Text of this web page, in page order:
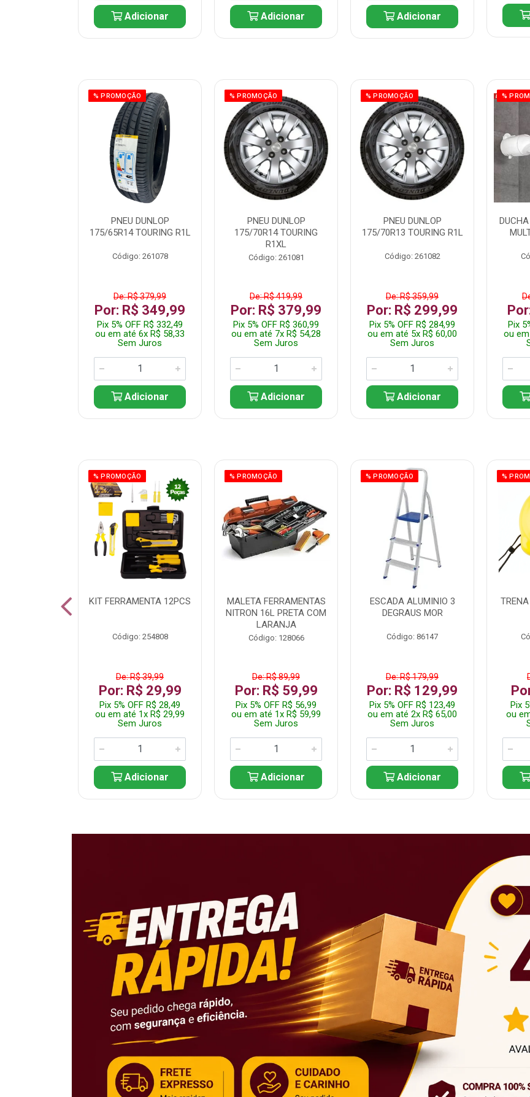
Adicionar Adicionar Adicionar
% PROMOÇÃO
PNEU DUNLOP
175/65R14 TOURING R1L
Código: 261078
De: R$ 379,99
Por: R$ 349,99
Pix 5% OFF R$ 332,49
ou em até 6x R$ 58,33
Sem Juros
Adicionar
% PROMOÇÃO
PNEU DUNLOP
175/70R14 TOURING
R1XL
Código: 261081
De: R$ 419,99
Por: R$ 379,99
Pix 5% OFF R$ 360,99
ou em até 7x R$ 54,28
Sem Juros
Adicionar
% PROMOÇÃO
PNEU DUNLOP
175/70R13 TOURING R1L
Código: 261082
De: R$ 359,99
Por: R$ 299,99
Pix 5% OFF R$ 284,99
ou em até 5x R$ 60,00
Sem Juros
Adicionar
%
Pix
ou
% PROMOÇÃO
KIT FERRAMENTA 12PCS
Código: 254808
De: R$ 39,99
Por: R$ 29,99
Pix 5% OFF R$ 28,49
ou em até 1x R$ 29,99
Sem Juros
Adicionar
% PROMOÇÃO
MALETA FERRAMENTAS
NITRON 16L PRETA COM
LARANJA
Código: 128066
De: R$ 89,99
Por: R$ 59,99
Pix 5% OFF R$ 56,99
ou em até 1x R$ 59,99
Sem Juros
Adicionar
% PROMOÇÃO
ESCADA ALUMINIO 3
DEGRAUS MOR
Código: 86147
De: R$ 179,99
Por: R$ 129,99
Pix 5% OFF R$ 123,49
ou em até 2x R$ 65,00
Sem Juros
Adicionar
%
Pix
ou